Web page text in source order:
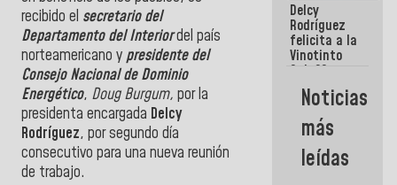
recibido el secretario del
Departamento del Interiordel país
norteamericano ypresidente del
Consejo Nacional de Dominio
Energético, Doug Burgum, por la
presidenta encargada Delcy
Rodríguez, por segundo día
consecutivo para una nueva reunión
de trabajo.
Aeropuerto
Internacional
de
Maiquetía
Delcy
Rodríguez
felicita a la
Vinotinto
Sub 20
campeona
frente
México Sub
23 en los
Centroamericanos
Noticias
más
leídas